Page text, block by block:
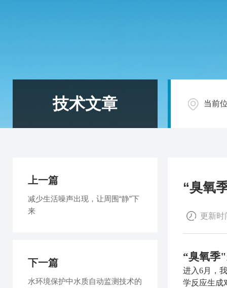
技术文章 当前
“臭氧
更新时
“臭氧季
进入6月，
学反应生
上一篇
减少生活噪声出现，让周围“静”下
来
下一篇
水环境保护中水质自动监测技术的